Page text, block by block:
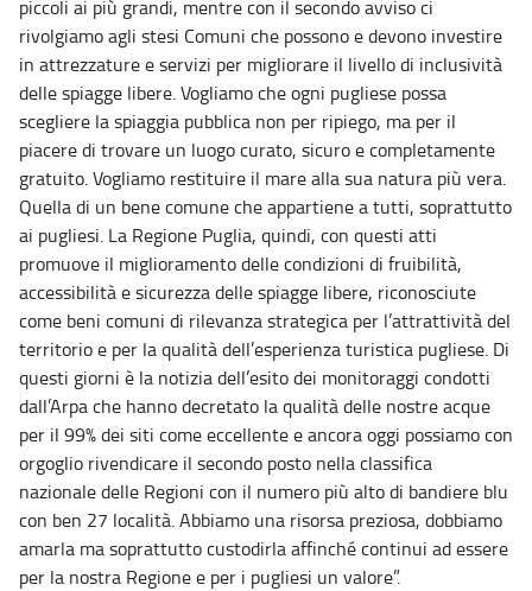
piccoli ai più grandi, mentre con il secondo avviso ci
rivolgiamo agli stesi Comuni che possono e devono investire
in attrezzature e servizi per migliorare il livello di inclusività
delle spiagge libere. Vogliamo che ogni pugliese possa
scegliere la spiaggia pubblica non per ripiego, ma per il
piacere di trovare un luogo curato, sicuro e completamente
gratuito. Vogliamo restituire il mare alla sua natura più vera.
Quella di un bene comune che appartiene a tutti, soprattutto
ai pugliesi. La Regione Puglia, quindi, con questi atti
promuove il miglioramento delle condizioni di fruibilità,
accessibilità e sicurezza delle spiagge libere, riconosciute
come beni comuni di rilevanza strategica per l’attrattività del
territorio e per la qualità dell’esperienza turistica pugliese. Di
questi giorni è la notizia dell’esito dei monitoraggi condotti
dall’Arpa che hanno decretato la qualità delle nostre acque
per il 99% dei siti come eccellente e ancora oggi possiamo con
orgoglio rivendicare il secondo posto nella classifica
nazionale delle Regioni con il numero più alto di bandiere blu
con ben 27 località. Abbiamo una risorsa preziosa, dobbiamo
amarla ma soprattutto custodirla affinché continui ad essere
per la nostra Regione e per i pugliesi un valore”.